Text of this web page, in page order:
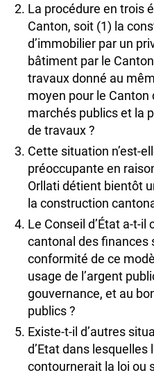
La procédure en trois
Canton, soit (1) la
d’immobilier par un
bâtiment par le
travaux donné au
moyen pour le Canton
marchés publics et la
de travaux ?
Cette situation n’est-
préoccupante en
Orllati détient bientôt
la construction
Le Conseil d’État a-t-
cantonal des finances
conformité de ce
usage de l’argent
gouvernance, et au
publics ?
Existe-t-il d’autres
d’Etat dans lesquelles
contournerait la loi ou